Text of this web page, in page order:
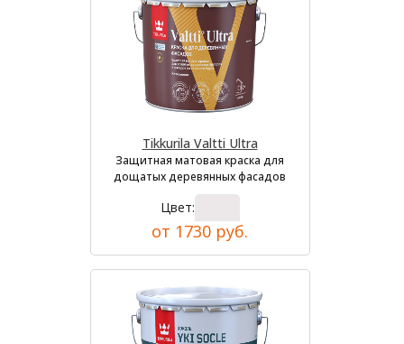
Tikkurila Valtti Ultra
Защитная матовая краска для
дощатых деревянных фасадов
Цвет:
от 1730 руб.